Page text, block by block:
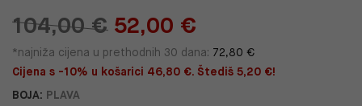
104,00 € 52,00 €
*najniža cijena u prethodnih 30 dana: 72,80 €
Cijena s -10% u košarici 46,80 €. Štediš 5,20 €!
BOJA: PLAVA